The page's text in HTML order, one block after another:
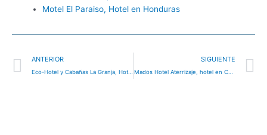
Motel El Paraiso, Hotel en Honduras
Ant
ANTERIOR SIGUIENTE
Mados Hotel Aterrizaje, hotel en Choluteca, Honduras